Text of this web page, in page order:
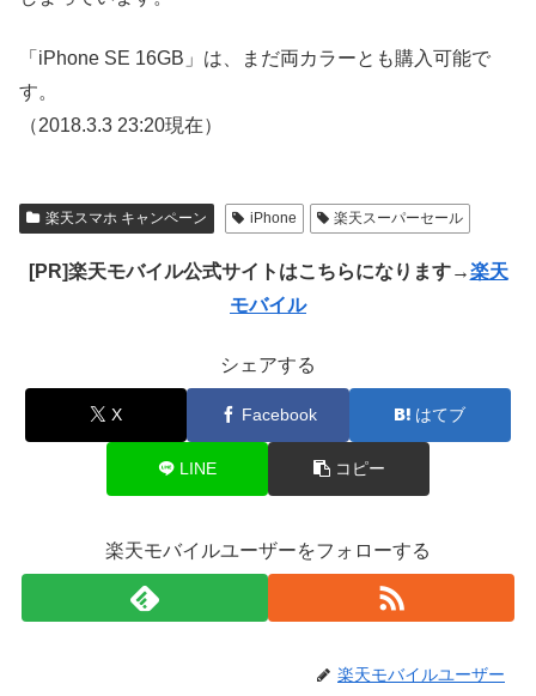
「iPhone SE 16GB」は、まだ両カラーとも購入可能で
す。
（2018.3.3 23:20現在）
楽天スマホ キャンペーン iPhone 楽天スーパーセール
[PR]楽天モバイル公式サイトはこちらになります→楽天
モバイル
シェアする
X Facebook はてブ
LINE コピー
楽天モバイルユーザーをフォローする
楽天モバイルユーザー